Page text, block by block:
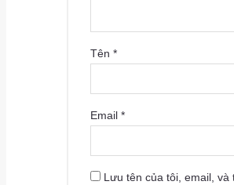
Tên*
Email*
Lưu tên của tôi, email, và